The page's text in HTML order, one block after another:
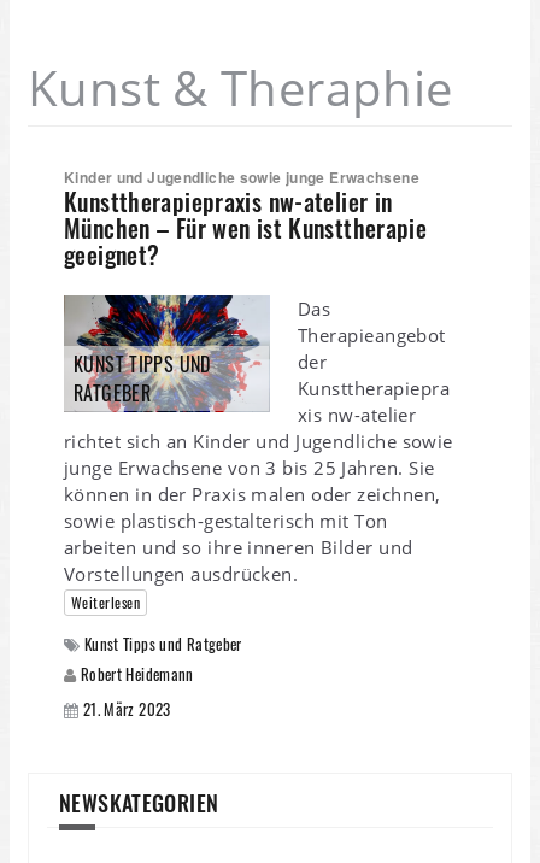
Kunst & Theraphie
Kinder und Jugendliche sowie junge Erwachsene
Kunsttherapiepraxis nw-atelier in
München – Für wen ist Kunsttherapie
geeignet?
KUNST TIPPS UND
RATGEBER
Das
Therapieangebot
der
Kunsttherapiepra
xis nw-atelier
richtet sich an Kinder und Jugendliche sowie
junge Erwachsene von 3 bis 25 Jahren. Sie
können in der Praxis malen oder zeichnen,
sowie plastisch-gestalterisch mit Ton
arbeiten und so ihre inneren Bilder und
Vorstellungen ausdrücken.
Weiterlesen
Kunst Tipps und Ratgeber
Robert Heidemann
21. März 2023
NEWSKATEGORIEN